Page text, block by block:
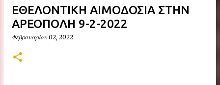
ΕΘΕΛΟΝΤΙΚΗ ΑΙΜΟΔΟΣΙΑ ΣΤΗΝ
ΑΡΕΟΠΟΛΗ 9-2-2022
Φεβρουαρίου 02, 2022